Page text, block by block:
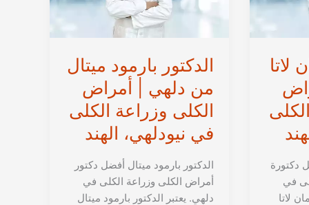
لاتا
دكتورة
في
لاتا
الدكتور بارمود ميتال
من دلهي | أمراض
الكلى وزراعة الكلى
في نيودلهي، الهند
الدكتور بارمود ميتال أفضل دكتور
أمراض الكلى وزراعة الكلى في
دلهي. يعتبر الدكتور بارمود ميتال